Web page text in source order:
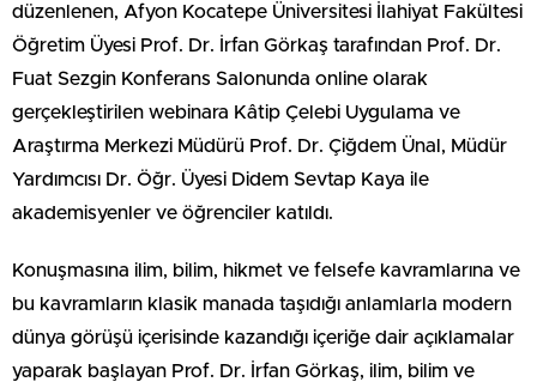
düzenlenen, Afyon Kocatepe Üniversitesi İlahiyat Fakültesi
Öğretim Üyesi Prof. Dr. İrfan Görkaş tarafından Prof. Dr.
Fuat Sezgin Konferans Salonunda online olarak
gerçekleştirilen webinara Kâtip Çelebi Uygulama ve
Araştırma Merkezi Müdürü Prof. Dr. Çiğdem Ünal, Müdür
Yardımcısı Dr. Öğr. Üyesi Didem Sevtap Kaya ile
akademisyenler ve öğrenciler katıldı.
Konuşmasına ilim, bilim, hikmet ve felsefe kavramlarına ve
bu kavramların klasik manada taşıdığı anlamlarla modern
dünya görüşü içerisinde kazandığı içeriğe dair açıklamalar
yaparak başlayan Prof. Dr. İrfan Görkaş, ilim, bilim ve